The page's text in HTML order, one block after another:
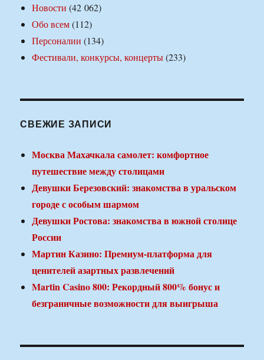
Новости (42 062)
Обо всем(112)
Персоналии (134)
Фестивали, конкурсы, концерты(233)
СВЕЖИЕ ЗАПИСИ
Москва Махачкала самолет: комфортное
путешествие между столицами
Девушки Березовский: знакомства в уральском
городе с особым шармом
Девушки Ростова: знакомства в южной столице
России
Мартин Казино: Премиум-платформа для
ценителей азартных развлечений
Martin Casino 800: Рекордный 800% бонус и
безграничные возможности для выигрыша